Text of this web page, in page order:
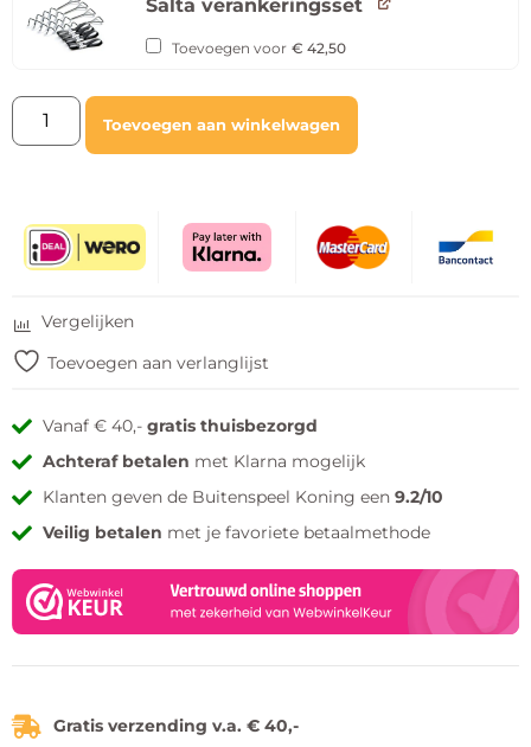
Salta verankeringsset
Toevoegen voor € 42,50
Toevoegen aan winkelwagen
Vergelijken
Toevoegen aan verlanglijst
Vanaf € 40,-gratis thuisbezorgd
Achteraf betalen met Klarna mogelijk
Klanten geven de Buitenspeel Koning een9.2/10
Veilig betalen met je favoriete betaalmethode
Gratis verzending v.a. € 40,-